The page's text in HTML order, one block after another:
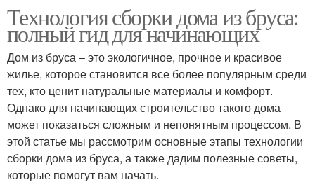
Технология сборки дома из бруса:
полный гид для начинающих
Дом из бруса – это экологичное, прочное и красивое
жилье, которое становится все более популярным среди
тех, кто ценит натуральные материалы и комфорт.
Однако для начинающих строительство такого дома
может показаться сложным и непонятным процессом. В
этой статье мы рассмотрим основные этапы технологии
сборки дома из бруса, а также дадим полезные советы,
которые помогут вам начать.